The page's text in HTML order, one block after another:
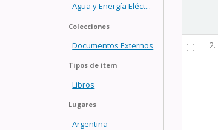
Agua y Energía Eléct...
Colecciones
Documentos Externos
Tipos de ítem
Libros
Lugares
Argentina
2.